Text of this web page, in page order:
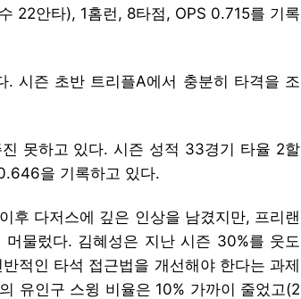
22안타), 1홈런, 8타점, OPS 0.715를 기록
. 시즌 초반 트리플A에서 충분히 타격을 조
못하고 있다. 시즌 성적 33경기 타율 2할
을 기록하고 있다.
후 다저스에 깊은 인상을 남겼지만, 프리랜
물렀다. 김혜성은 지난 시즌 30%를 웃도
적인 타석 접근법을 개선해야 한다는 과제
유인구 스윙 비율은 10% 가까이 줄었고(2